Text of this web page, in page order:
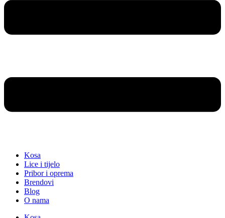
Kosa
Lice i tijelo
Pribor i oprema
Brendovi
Blog
O nama